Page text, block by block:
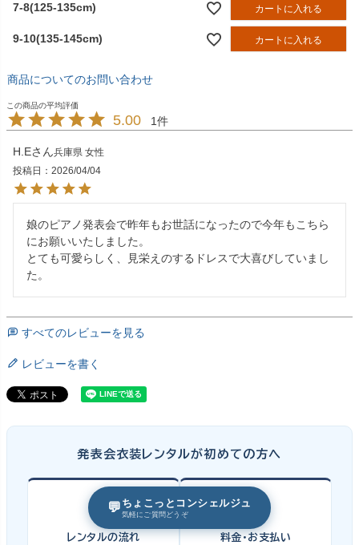
7-8(125-135cm) カートに入れる
9-10(135-145cm) カートに入れる
商品についてのお問い合わせ
5.00 1
H.E 兵庫県 女性
投稿日
2026/04/04
娘のピアノ発表会で昨年もお世話になったので今年もこちら
にお願いいたしました。
とても可愛らしく、見栄えのするドレスで大喜びしていまし
た。
すべてのレビューを見る
レビューを書く
発表会衣装レンタルが初めての方へ
レンタルの流れ 料金・お支払い
💬 ちょこっとコンシェルジュ
気軽にご質問どうぞ